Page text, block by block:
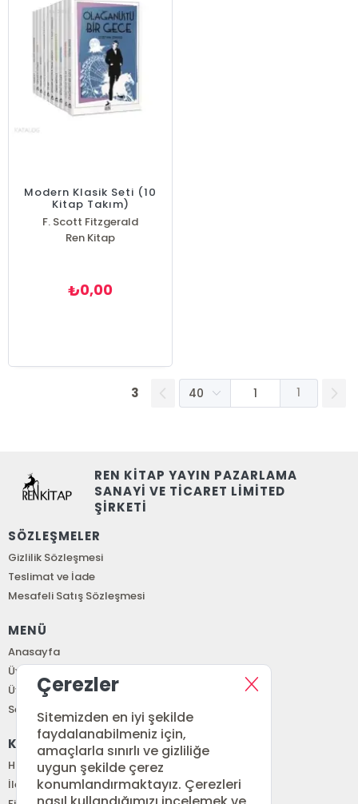
Modern Klasik Seti (10
Kitap Takım)
F. Scott Fitzgerald
Platon ( Eflatun )
Sheridan Le Fanu
Ren Kitap
₺0,00
3 1
REN KİTAP YAYIN PAZARLAMA
SANAYİ VE TİCARET LİMİTED
ŞİRKETİ
SÖZLEŞMELER
Gizlilik Sözleşmesi
Teslimat ve İade
Mesafeli Satış Sözleşmesi
MENÜ
Anasayfa
Üye Girişi
Üye Ol
Sepetim
KURUMSAL
Hakkımızda
İletişim
Çerezler
Sitemizden en iyi şekilde
faydalanabilmeniz için,
amaçlarla sınırlı ve gizliliğe
uygun şekilde çerez
konumlandırmaktayız. Çerezleri